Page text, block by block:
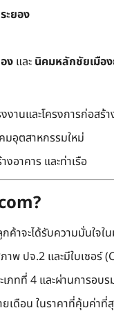
ะยอง
ง และ นิคมหลักชัยเมือง
งานและโครงการก่อสร้า
มอุตสาหกรรมใหม่
อาคาร และท่าเรือ
กค้าจะได้รับความมั่นใจใ
าพ ปจ.2 และมีใบเซอ
ภทที่ 4 และผ่านการ
ยเดือน ในราคาที่คุ้มค่าที่